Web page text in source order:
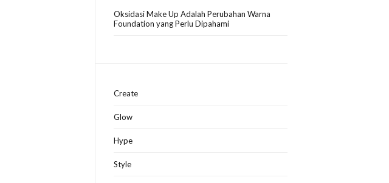
Oksidasi Make Up Adalah Perubahan Warna
Foundation yang Perlu Dipahami
Create
Glow
Hype
Style